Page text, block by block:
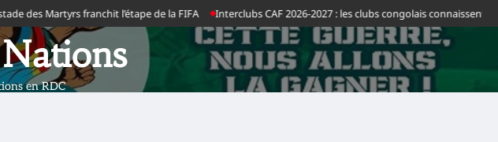
Martyrs franchit l’étape de la FIFA Interclubs CAF 2026-2027 : les clubs congolais connaissent leurs
en RDC